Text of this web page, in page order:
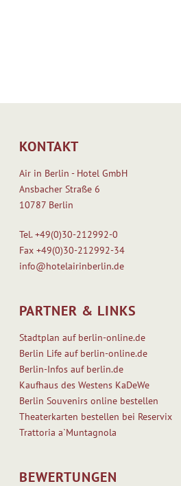
KONTAKT
Air in Berlin - Hotel GmbH
Ansbacher Straße 6
10787 Berlin
Tel.+49(0)30-212992-0
Fax+49(0)30-212992-34
info@hotelairinberlin.de
PARTNER & LINKS
Stadtplan auf berlin-online.de
Berlin Life auf berlin-online.de
Berlin-Infos auf berlin.de
Kaufhaus des Westens KaDeWe
Berlin Souvenirs online bestellen
Theaterkarten bestellen bei Reservix
Trattoria a`Muntagnola
BEWERTUNGEN